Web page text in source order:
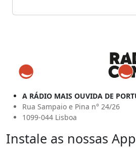
A RÁDIO MAIS OUVIDA DE
Rua Sampaio e Pina n° 24/26
1099-044 Lisboa
Instale as nossas